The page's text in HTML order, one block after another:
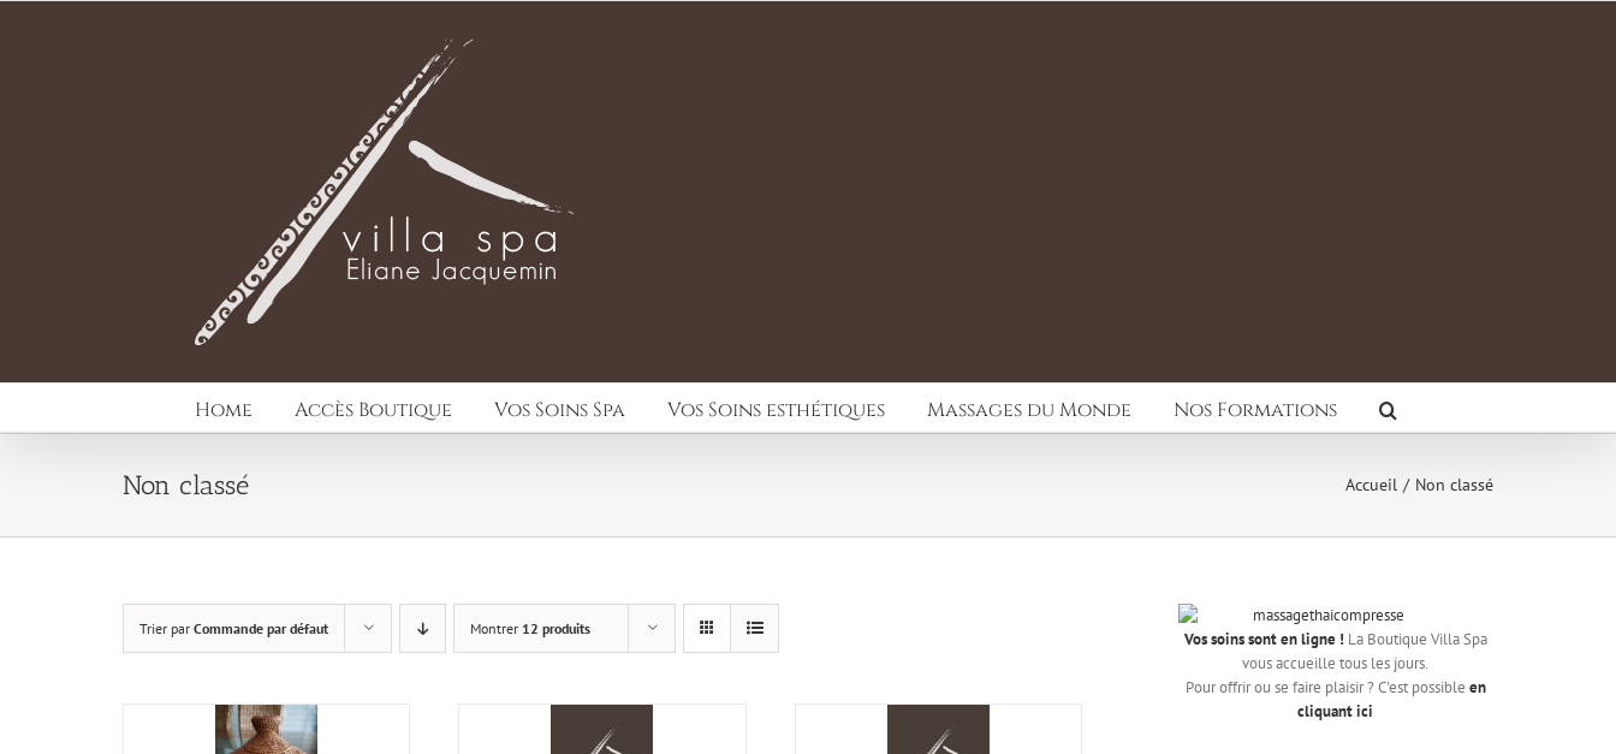
Home Accès Boutique Vos Soins Spa Vos Soins esthétiques Massages du Monde Nos Formations
Non classé Accueil Non classé
Trier par Commande par défaut Montrer 12 produits
Vos soins sont en ligne ! La Boutique Villa Spa
vous accueille tous les jours.
Pour offrir ou se faire plaisir ? C'est possible en
cliquant ici